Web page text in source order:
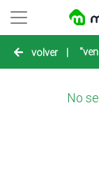
volver |
No